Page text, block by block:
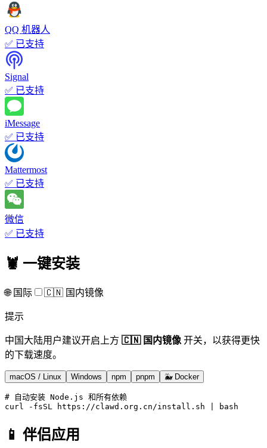
QQ 机器人
✅ 已支持
Signal
✅ 已支持
iMessage
✅ 已支持
Mattermost
✅ 已支持
微信
✅ 已支持
🦞 一键安装
🌐 国际 🇨🇳 国内镜像
提示
中国大陆用户建议开启上方 🇨🇳 国内镜像 开关，以获得更快
的下载速度。
macOS / Linux Windows npm pnpm 🐳 Docker
# 自动安装 Node.js 和所有依赖
curl -fsSL https://clawd.org.cn/install.sh | bash
📱 伴侣应用